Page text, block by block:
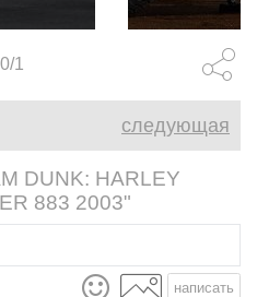
1
следующая
DUNK: HARLEY
883 2003"
написать